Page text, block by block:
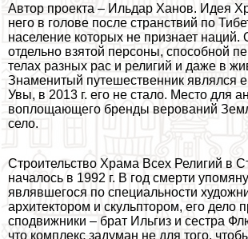
Автор проекта – Ильдар Ханов. Идея
него в голове после стрaнcтвий по
население которых не признает наций.
отдельно взятой персоны, способной
телах разных рас и религий и даже в
Знаменитый путешественник являлся
Увы, в 2013 г. его не стало. Место для
воплощающего бренды верований
село.
Строительство Храма Всех Религий в
началось в 1992 г. В год cмepти
являвшегося по специальности
архитектором и скульптором, его дело
сподвижники – брат Ильгиз и сестра
что комплекс задуман не для того,